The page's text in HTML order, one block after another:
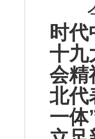
今
时代
十九
会精
北代
一体